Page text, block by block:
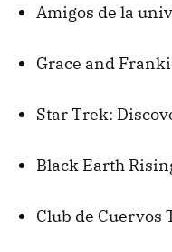
Amigos de la
Grace and
Star Trek:
Black Earth
Club de Cuervos